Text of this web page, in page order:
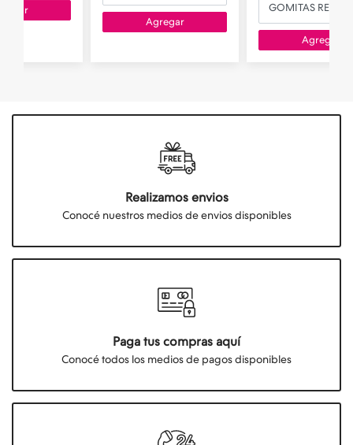
GOMITAS REGALIZ TUBO ACIDO DE FRUTILLA MULTICOLOR
Realizamos envios
Conocé nuestros medios de envios disponibles
Paga tus compras aquí
Conocé todos los medios de pagos disponibles